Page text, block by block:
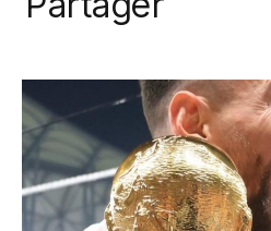
o
e
o
o
k
itt
er
s
A
p
p
e
n
g
er